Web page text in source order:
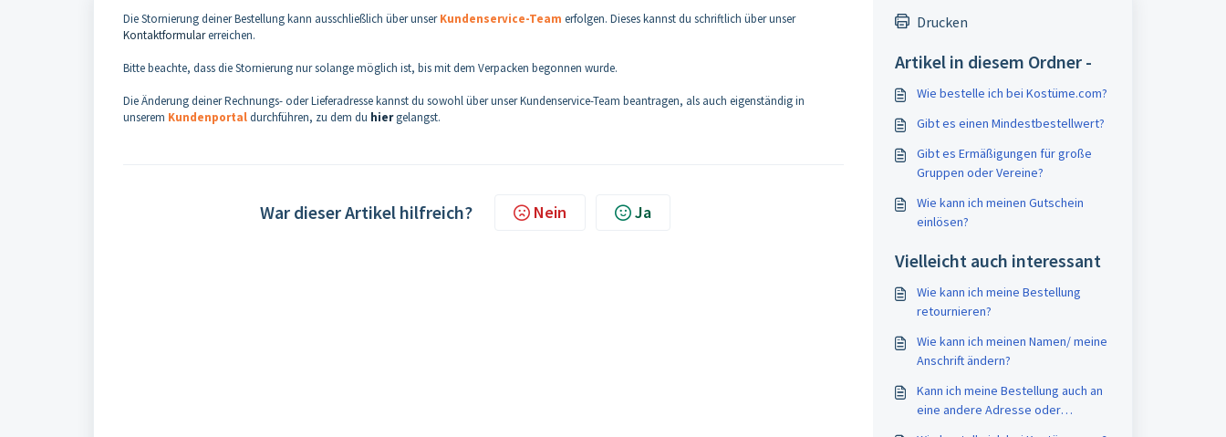
Die Stornierung deiner Bestellung kann ausschließlich über unserKundenservice-Team erfolgen. Dieses kannst du schriftlich über unser
Kontaktformularerreichen.
Bitte beachte, dass die Stornierung nur solange möglich ist, bis mit dem Verpacken begonnen wurde.
Die Änderung deiner Rechnungs- oder Lieferadresse kannst du sowohl über unser Kundenservice-Team beantragen, als auch eigenständig in
unserem Kundenportaldurchführen, zu dem du hiergelangst.
War dieser Artikel hilfreich? Nein Ja
Drucken
Artikel in diesem Ordner -
Wie bestelle ich bei Kostüme.com?
Gibt es einen Mindestbestellwert?
Gibt es Ermäßigungen für große
Gruppen oder Vereine?
Wie kann ich meinen Gutschein
einlösen?
Vielleicht auch interessant
Wie kann ich meine Bestellung
retournieren?
Wie kann ich meinen Namen/ meine
Anschrift ändern?
Kann ich meine Bestellung auch an
eine andere Adresse oder